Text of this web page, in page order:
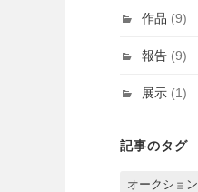
作品 (9)
報告 (9)
展示 (1)
記事のタグ
オークション